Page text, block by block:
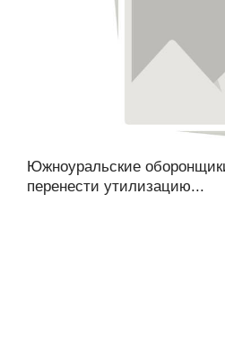
Южноуральские
перенести утилизацию...